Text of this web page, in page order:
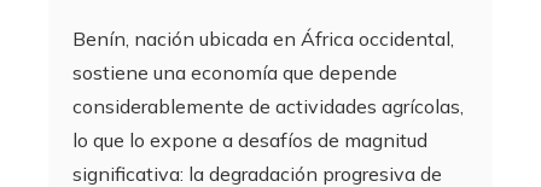
Benín, nación ubicada en África occidental,
sostiene una economía que depende
considerablemente de actividades agrícolas,
lo que lo expone a desafíos de magnitud
significativa: la degradación progresiva de